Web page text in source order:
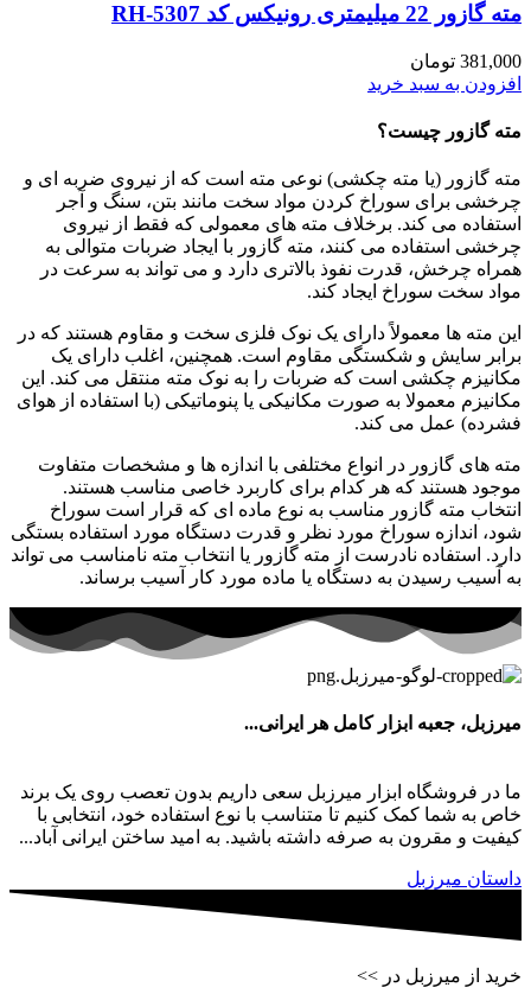
مته گازور 22 میلیمتری رونیکس کد RH-5307
381,000 تومان
افزودن به سبد خرید
مته گازور چیست؟
مته گازور (یا مته چکشی) نوعی مته است که از نیروی ضربه ای و
چرخشی برای سوراخ کردن مواد سخت مانند بتن، سنگ و آجر
استفاده می کند. برخلاف مته های معمولی که فقط از نیروی
چرخشی استفاده می کنند، مته گازور با ایجاد ضربات متوالی به
همراه چرخش، قدرت نفوذ بالاتری دارد و می تواند به سرعت در
مواد سخت سوراخ ایجاد کند.
این مته ها معمولاً دارای یک نوک فلزی سخت و مقاوم هستند که در
برابر سایش و شکستگی مقاوم است. همچنین، اغلب دارای یک
مکانیزم چکشی است که ضربات را به نوک مته منتقل می کند. این
مکانیزم معمولا به صورت مکانیکی یا پنوماتیکی (با استفاده از هوای
فشرده) عمل می کند.
مته های گازور در انواع مختلفی با اندازه ها و مشخصات متفاوت
موجود هستند که هر کدام برای کاربرد خاصی مناسب هستند.
انتخاب مته گازور مناسب به نوع ماده ای که قرار است سوراخ
شود، اندازه سوراخ مورد نظر و قدرت دستگاه مورد استفاده بستگی
دارد. استفاده نادرست از مته گازور یا انتخاب مته نامناسب می تواند
به آسیب رسیدن به دستگاه یا ماده مورد کار آسیب برساند.
میرزبل، جعبه ابزار کامل هر ایرانی...
ما در فروشگاه ابزار میرزبل سعی داریم بدون تعصب روی یک برند
خاص به شما کمک کنیم تا متناسب با نوع استفاده خود، انتخابی با
کیفیت و مقرون به صرفه داشته باشید. به امید ساختن ایرانی آباد...
داستان میرزبل
خرید از میرزبل در >>